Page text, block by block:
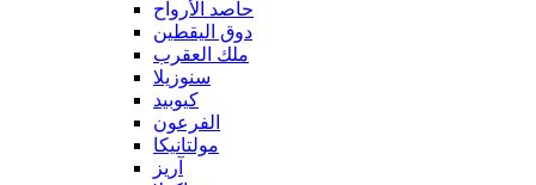
حاصد الأرواح
دوق اليقطين
ملك العقرب
سنوزيلا
كيوبيد
الفرعون
مولتانيكا
آريز